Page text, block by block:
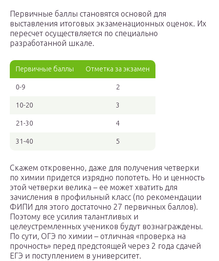
Первичные баллы становятся основой для
выставления итоговых экзаменационных оценок. Их
пересчет осуществляется по специально
разработанной шкале.
Первичные баллы Отметка за экзамен
0-9 2
10-20 3
21-30 4
31-40 5
Скажем откровенно, даже для получения четверки
по химии придется изрядно попотеть. Но и ценность
этой четверки велика – ее может хватить для
зачисления в профильный класс (по рекомендации
ФИПИ для этого достаточно 27 первичных баллов).
Поэтому все усилия талантливых и
целеустремленных учеников будут вознаграждены.
По сути, ОГЭ по химии – отличная «проверка на
прочность» перед предстоящей через 2 года сдачей
ЕГЭ и поступлением в университет.